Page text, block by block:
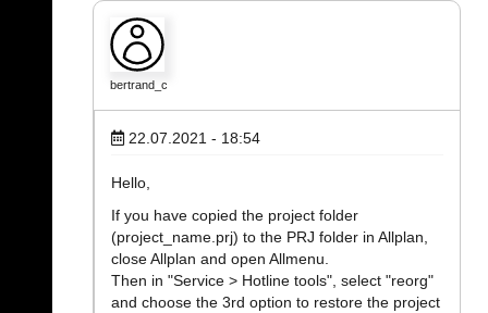
bertrand_c
22.07.2021 - 18:54
Hello,
If you have copied the project folder
(project_name.prj) to the PRJ folder in Allplan,
close Allplan and open Allmenu.
Then in "Service > Hotline tools", select "reorg"
and choose the 3rd option to restore the project